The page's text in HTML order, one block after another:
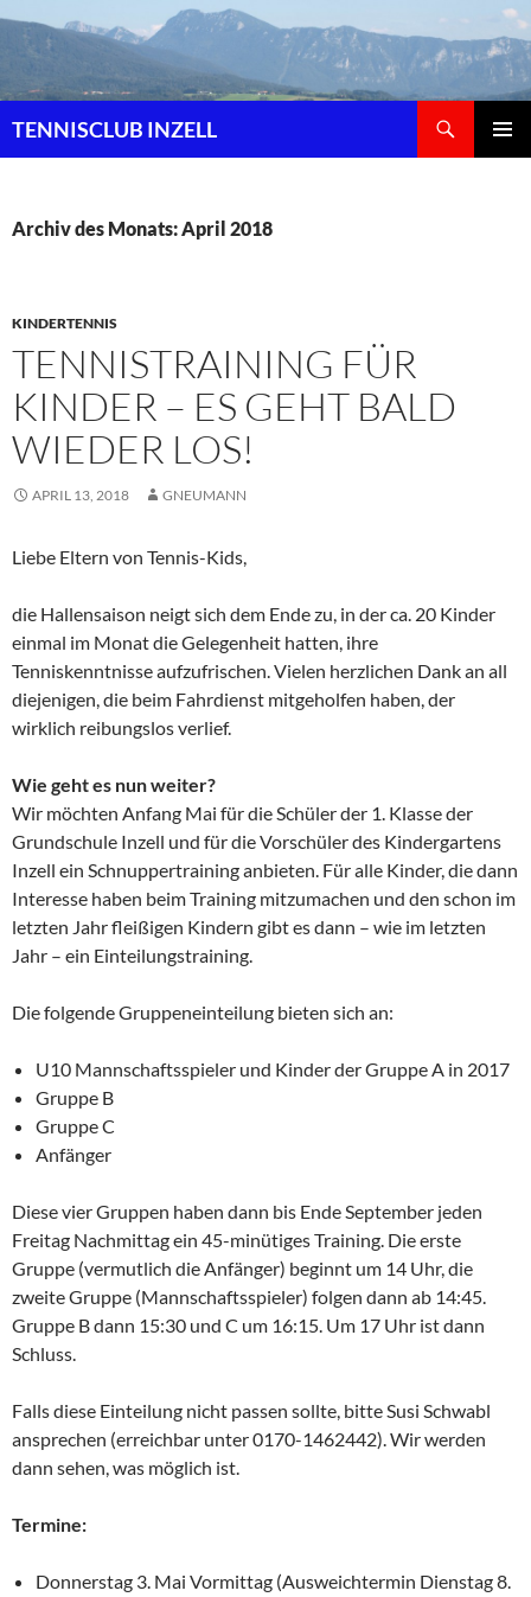
Zum
Inhalt
TENNISCLUB INZELL
Archiv des Monats: April 2018
KINDERTENNIS
TENNISTRAINING FÜR
KINDER – ES GEHT BALD
WIEDER LOS!
APRIL 13, 2018 GNEUMANN
Liebe Eltern von Tennis-Kids,
die Hallensaison neigt sich dem Ende zu, in der ca. 20 Kinder
einmal im Monat die Gelegenheit hatten, ihre
Tenniskenntnisse aufzufrischen. Vielen herzlichen Dank an all
diejenigen, die beim Fahrdienst mitgeholfen haben, der
wirklich reibungslos verlief.
Wie geht es nun weiter?
Wir möchten Anfang Mai für die Schüler der 1. Klasse der
Grundschule Inzell und für die Vorschüler des Kindergartens
Inzell ein Schnuppertraining anbieten. Für alle Kinder, die dann
Interesse haben beim Training mitzumachen und den schon im
letzten Jahr fleißigen Kindern gibt es dann – wie im letzten
Jahr – ein Einteilungstraining.
Die folgende Gruppeneinteilung bieten sich an:
U10 Mannschaftsspieler und Kinder der Gruppe A in 2017
Gruppe B
Gruppe C
Anfänger
Diese vier Gruppen haben dann bis Ende September jeden
Freitag Nachmittag ein 45-minütiges Training. Die erste
Gruppe (vermutlich die Anfänger) beginnt um 14 Uhr, die
zweite Gruppe (Mannschaftsspieler) folgen dann ab 14:45.
Gruppe B dann 15:30 und C um 16:15. Um 17 Uhr ist dann
Schluss.
Falls diese Einteilung nicht passen sollte, bitte Susi Schwabl
ansprechen (erreichbar unter 0170-1462442). Wir werden
dann sehen, was möglich ist.
Termine:
Donnerstag 3. Mai Vormittag (Ausweichtermin Dienstag 8.